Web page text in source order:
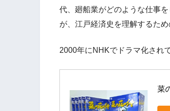
代、廻船業がどのような仕事
が、江戸経済史を理解するた
2000年にNHKでドラマ化され
菜